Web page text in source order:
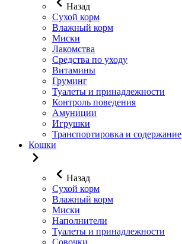
Назад
Сухой корм
Влажный корм
Миски
Лакомства
Средства по уходу
Витамины
Груминг
Туалеты и принадлежности
Контроль поведения
Амуниции
Игрушки
Транспортировка и содержание
Кошки
Назад
Сухой корм
Влажный корм
Миски
Наполнители
Туалеты и принадлежности
Совочки